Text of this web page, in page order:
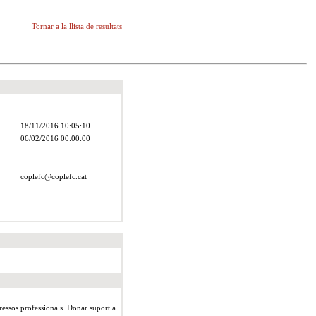
Tornar a la llista de resultats
18/11/2016 10:05:10
06/02/2016 00:00:00
coplefc@coplefc.cat
professionals. Donar suport a